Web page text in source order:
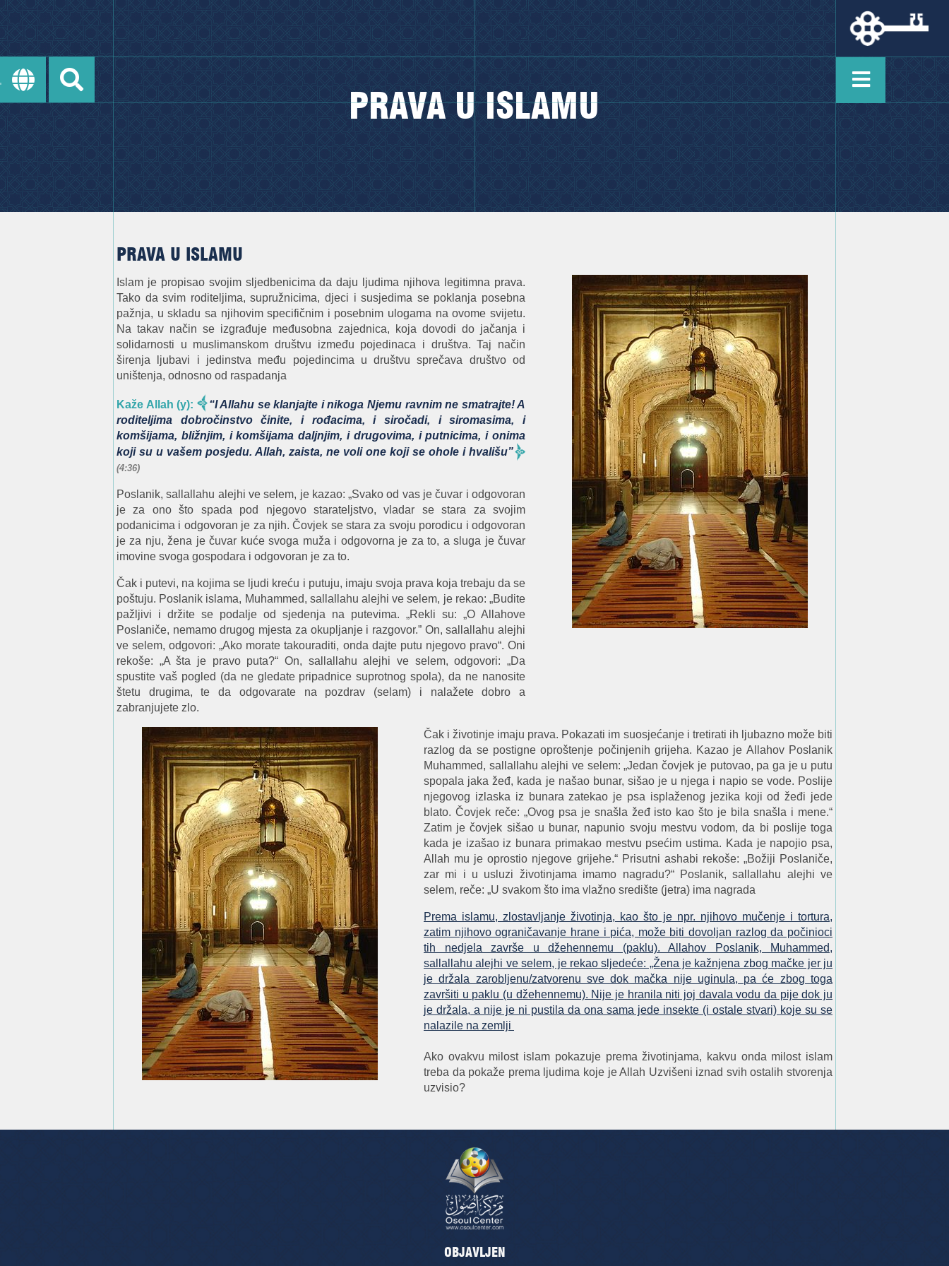
PRAVA U ISLAMU
PRAVA U ISLAMU
Islam je propisao svojim sljedbenicima da daju ljudima njihova legitimna prava.
Tako da svim roditeljima, supružnicima, djeci i susjedima se poklanja posebna
pažnja, u skladu sa njihovim specifičnim i posebnim ulogama na ovome svijetu.
Na takav način se izgrađuje međusobna zajednica, koja dovodi do jačanja i
solidarnosti u muslimanskom društvu između pojedinaca i društva. Taj način
širenja ljubavi i jedinstva među pojedincima u društvu sprečava društvo od
uništenja, odnosno od raspadanja
Kaže Allah (y):
“I Allahu se klanjajte i nikoga Njemu ravnim ne smatrajte! A
roditeljima dobročinstvo činite, i rođacima, i siročadi, i siromasima, i
komšijama, bližnjim, i komšijama daljnjim, i drugovima, i putnicima, i onima
koji su u vašem posjedu. Allah, zaista, ne voli one koji se ohole i hvališu”
(4:36)
Poslanik, sallallahu alejhi ve selem, je kazao: „Svako od vas je čuvar i odgovoran
je za ono što spada pod njegovo starateljstvo, vladar se stara za svojim
podanicima i odgovoran je za njih. Čovjek se stara za svoju porodicu i odgovoran
je za nju, žena je čuvar kuće svoga muža i odgovorna je za to, a sluga je čuvar
imovine svoga gospodara i odgovoran je za to.
Čak i putevi, na kojima se ljudi kreću i putuju, imaju svoja prava koja trebaju da se
poštuju. Poslanik islama, Muhammed, sallallahu alejhi ve selem, je rekao: „Budite
pažljivi i držite se podalje od sjedenja na putevima. „Rekli su: „O Allahovе
Poslaniče, nemamo drugog mjesta za okupljanje i razgovor.” On, sallallahu alejhi
ve selem, odgovori: „Ako morate takouraditi, onda dajte putu njegovo pravo“. Oni
rekoše: „A šta je pravo puta?“ On, sallallahu alejhi ve selem, odgovori: „Da
spustite vaš pogled (da ne gledate pripadnice suprotnog spola), da ne nanosite
štetu drugima, te da odgovarate na pozdrav (selam) i nalažete dobro a
zabranjujete zlo.
Čak i životinje imaju prava. Pokazati im suosjećanje i tretirati ih ljubazno može biti
razlog da se postigne oproštenje počinjenih grijeha. Kazao je Allahov Poslanik
Muhammed, sallallahu alejhi ve selem: „Jedan čovjek je putovao, pa ga je u putu
spopala jaka žeđ, kada je našao bunar, sišao je u njega i napio se vode. Poslije
njegovog izlaska iz bunara zatekao je psa isplaženog jezika koji od žeđi jede
blato. Čovjek reče: „Ovog psa je snašla žeđ isto kao što je bila snašla i mene.“
Zatim je čovjek sišao u bunar, napunio svoju mestvu vodom, da bi poslije toga
kada je izašao iz bunara primakao mestvu psećim ustima. Kada je napojio psa,
Allah mu je oprostio njegove grijehe.“ Prisutni ashabi rekoše: „Božiji Poslaniče,
zar mi i u usluzi životinjama imamo nagradu?“ Poslanik, sallallahu alejhi ve
selem, reče: „U svakom što ima vlažno središte (jetra) ima nagrada
Prema islamu, zlostavljanje životinja, kao što je npr. njihovo mučenje i tortura,
zatim njihovo ograničavanje hrane i pića, može biti dovoljan razlog da počinioci
tih nedjela završe u džehennemu (paklu). Allahov Poslanik, Muhammed,
sallallahu alejhi ve selem, je rekao sljedeće: „Žena je kažnjena zbog mačke jer ju
je držala zarobljenu/zatvorenu sve dok mačka nije uginula, pa će zbog toga
završiti u paklu (u džehennemu). Nije je hranila niti joj davala vodu da pije dok ju
je držala, a nije je ni pustila da ona sama jede insekte (i ostale stvari) koje su se
nalazile na zemlji
Ako ovakvu milost islam pokazuje prema životinjama, kakvu onda milost islam
treba da pokaže prema ljudima koje je Allah Uzvišeni iznad svih ostalih stvorenja
uzvisio?
OBJAVLJEN